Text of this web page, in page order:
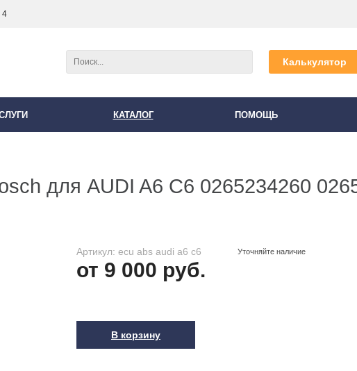
4
Калькулятор
КАТАЛОГ ПОМОЩЬ
для AUDI A6 C6 0265234260
Артикул: ecu abs audi a6 c6 Уточняйте наличие
от 9 000 руб.
В корзину